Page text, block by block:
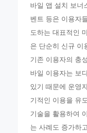
바일 앱 설치 보너
벤트 등은 이용자
도하는 대표적인
은 단순히 신규 이
기존 이용자의 충
바일 이용자는 보
있기 때문에 운영
기적인 이용을 유
기술을 활용하여
는 사례도 증가하